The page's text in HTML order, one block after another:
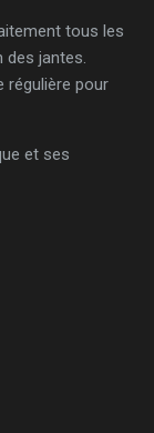
tous les
des jantes.
régulière pour
et ses